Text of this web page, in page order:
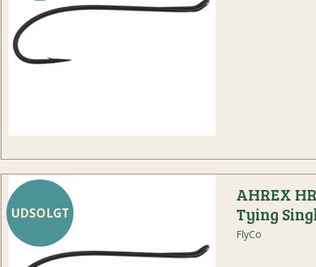
UDSOLGT
AHREX
Tying
FlyCo